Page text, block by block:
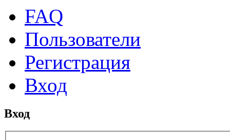
FAQ
Пользователи
Регистрация
Вход
Вход